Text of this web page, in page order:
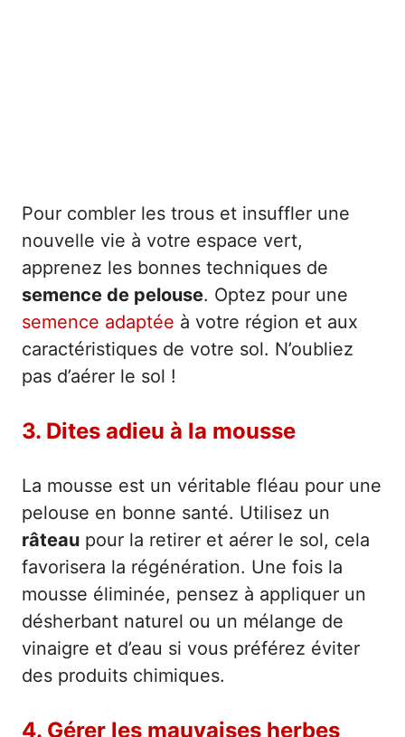
Pour combler les trous et insuffler une
nouvelle vie à votre espace vert,
apprenez les bonnes techniques de
semence de pelouse. Optez pour une
semence adaptée à votre région et aux
caractéristiques de votre sol. N’oubliez
pas d’aérer le sol !
3. Dites adieu à la mousse
La mousse est un véritable fléau pour une
pelouse en bonne santé. Utilisez un
râteau pour la retirer et aérer le sol, cela
favorisera la régénération. Une fois la
mousse éliminée, pensez à appliquer un
désherbant naturel ou un mélange de
vinaigre et d’eau si vous préférez éviter
des produits chimiques.
4. Gérer les mauvaises herbes